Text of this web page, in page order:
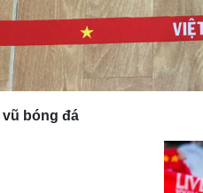
̉ vũ bóng đá